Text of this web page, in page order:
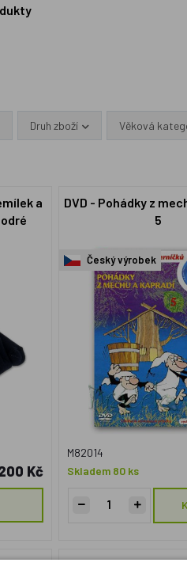
Druh zboží Věková
a
Kč
DVD - Pohádky z
5
Český výrobek
M82014
Skladem 80 ks